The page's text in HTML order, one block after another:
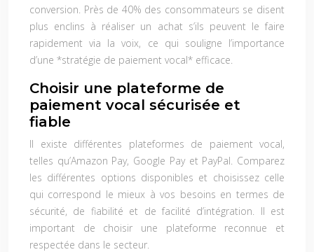
conversion. Près de 40% des consommateurs se disent
plus enclins à réaliser un achat s’ils peuvent le faire
rapidement via la voix, ce qui souligne l’importance
d’une *stratégie de paiement vocal* efficace.
Choisir une plateforme de
paiement vocal sécurisée et
fiable
Il existe différentes plateformes de paiement vocal,
telles qu’Amazon Pay, Google Pay et PayPal. Comparez
les différentes options disponibles et choisissez celle
qui correspond le mieux à vos besoins en termes de
sécurité, de fiabilité et de facilité d’intégration. Il est
important de choisir une plateforme reconnue et
respectée dans le secteur.